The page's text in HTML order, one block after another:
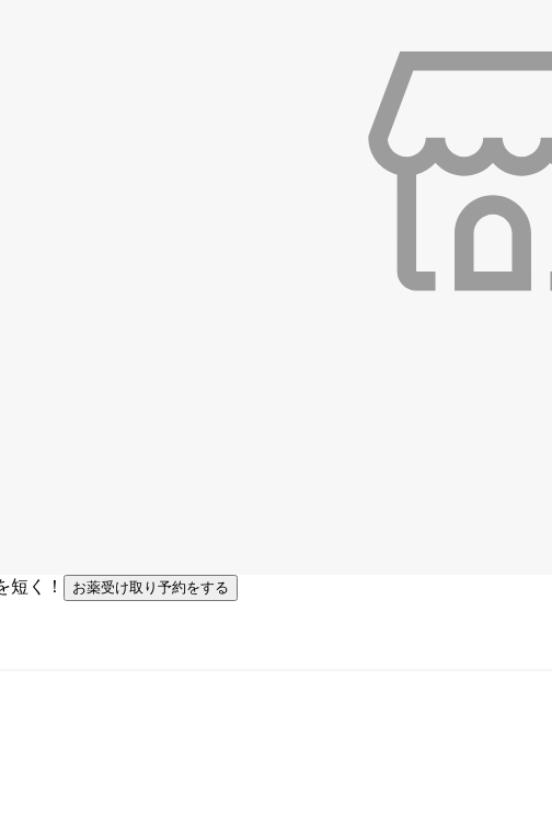
お薬受け取り予約をする